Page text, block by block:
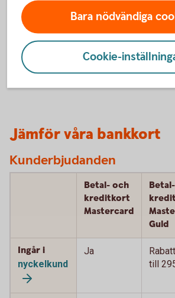
till
flygplatslounger)
Concierge
service
Jämför våra bankkort
Kunderbjudanden
Betal- och
kreditkort
Mastercard
Guld
Ingår i
nyckelkund
Ja
till
Bara nödvändiga
Cookie-